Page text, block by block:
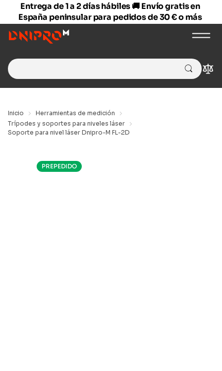
Entrega de 1 a 2 días hábiles 🚚 Envío gratis en
España peninsular para pedidos de 30 € o más
Search
for:
Inicio
Herramientas de medición
Trípodes y soportes para niveles láser
Soporte para nivel láser Dnipro-M FL-2D
PREPEDIDO